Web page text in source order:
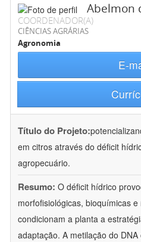
Abelmon
COORDENADOR(A)
CIÊNCIAS AGRÁRIAS
Agronomia
E-
Título do Projeto:
em citros através do déficit
agropecuário.
Resumo: O déficit hídrico
morfofisiológicas, bioquímicas
condicionam a planta a
adaptação. A metilação do